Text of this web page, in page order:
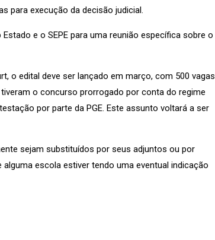
para execução da decisão judicial.
e o SEPE para uma reunião específica sobre o
o edital deve ser lançado em março, com 500 vagas
o concurso prorrogado por conta do regime
por parte da PGE. Este assunto voltará a ser
sejam substituídos por seus adjuntos ou por
escola estiver tendo uma eventual indicação